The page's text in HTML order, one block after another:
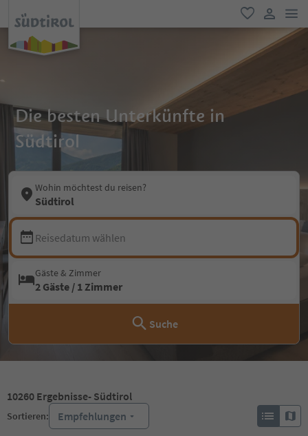
favorit
user link
Die besten Unterkünfte in
Südtirol
Wohin möchtest du reisen?
Südtirol
Reisedatum wählen
Gäste & Zimmer
2 Gäste / 1 Zimmer
Suche
10260 Ergebnisse- Südtirol
Sortieren: Empfehlungen